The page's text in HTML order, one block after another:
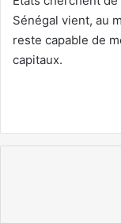
Sénégal vient, au
reste capable de
capitaux.